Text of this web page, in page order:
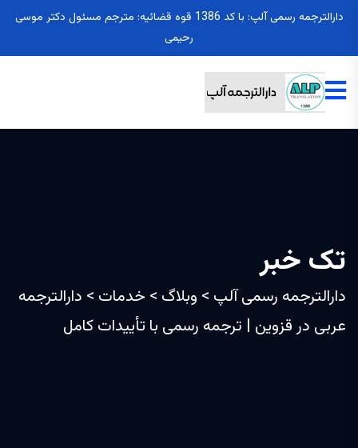
دارالترجمه رسمی آلپ: با کد 1386 قوه قضائیه: مترجم مسئول دکتر موسی
رحیمی
تک خبر
دارالترجمه رسمی آلپ > وبلاگ > خدمات > دارالترجمه
عربی در قزوین | ترجمه رسمی با تأییدات کامل